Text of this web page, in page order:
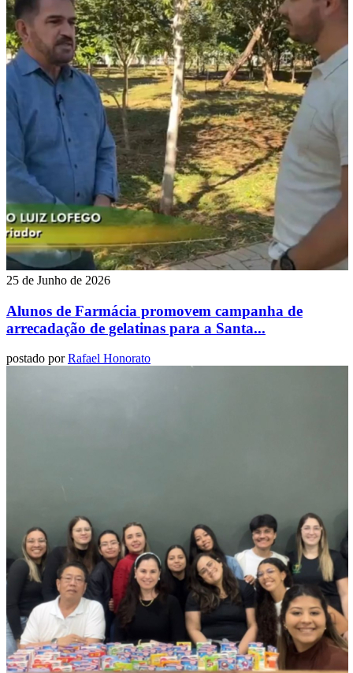
25 de Junho de 2026
Alunos de Farmácia promovem campanha de
arrecadação de gelatinas para a Santa...
postado porRafael Honorato